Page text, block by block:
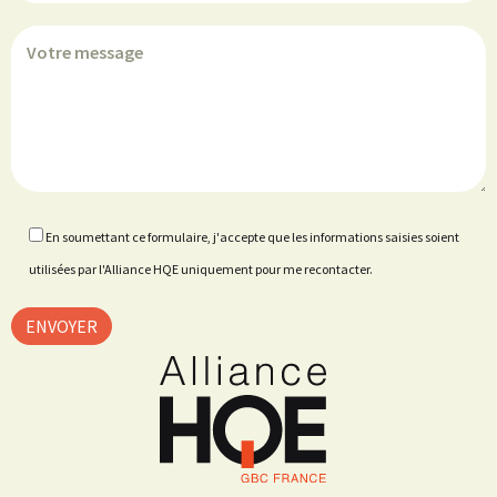
En soumettant ce formulaire, j'accepte que les informations saisies soient
utilisées par l'Alliance HQE uniquement pour me recontacter.